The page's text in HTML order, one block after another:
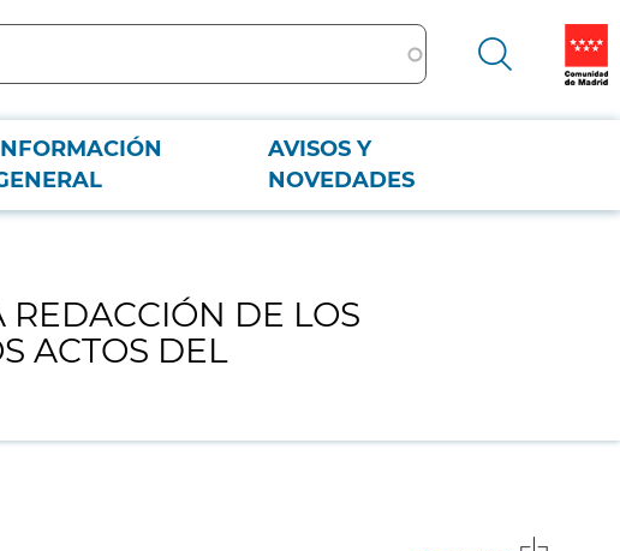
AVISOS Y
NOVEDADES
DISTINTOS ACTOS DEL PROCEDIMIENTO DE CONTRATACIÓN PÚBLICA.
REDACCIÓN DE LOS
ACTOS DEL